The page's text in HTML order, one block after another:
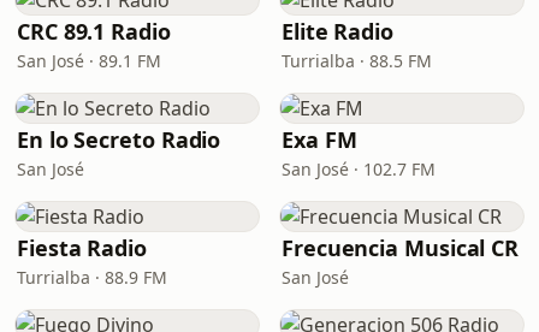
CRC 89.1 Radio
San José · 89.1 FM
Elite Radio
Turrialba · 88.5 FM
En lo Secreto Radio
San José
Exa FM
San José · 102.7 FM
Fiesta Radio
Turrialba · 88.9 FM
Frecuencia Musical CR
San José